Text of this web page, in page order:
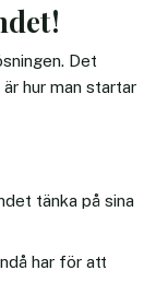
Det
hur man startar
tänka på sina
har för att